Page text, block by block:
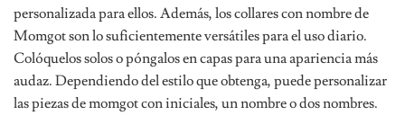
personalizada para ellos. Además, los collares con nombre de
Momgot son lo suficientemente versátiles para el uso diario.
Colóquelos solos o póngalos en capas para una apariencia más
audaz. Dependiendo del estilo que obtenga, puede personalizar
las piezas de momgot con iniciales, un nombre o dos nombres.